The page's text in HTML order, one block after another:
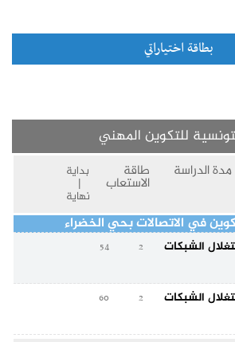
بطاقة اختياراتي
للتكوين المهني
مدة الدراسة طاقة
الاستعاب
بداية
|
نهاية
في الاتصالات بحي الخضراء
الشبكات 2
54
الشبكات 2
60